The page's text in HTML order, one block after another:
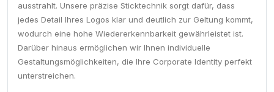
ausstrahlt. Unsere präzise Sticktechnik sorgt dafür, dass
jedes Detail Ihres Logos klar und deutlich zur Geltung kommt,
wodurch eine hohe Wiedererkennbarkeit gewährleistet ist.
Darüber hinaus ermöglichen wir Ihnen individuelle
Gestaltungsmöglichkeiten, die Ihre Corporate Identity perfekt
unterstreichen.